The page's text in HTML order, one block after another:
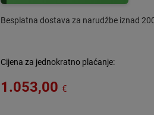
Besplatna dostava za narudžbe iznad
Cijena za jednokratno plaćanje:
1.053,00 €